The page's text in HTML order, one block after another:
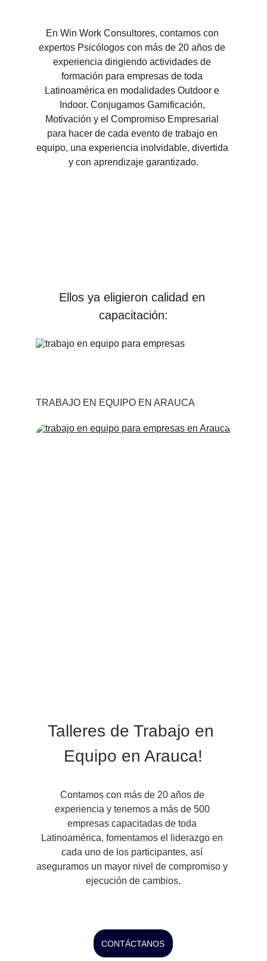
En Win Work Consultores, contamos con
expertos Psicólogos con más de 20 años de
experiencia dirigiendo actividades de
formación para empresas de toda
Latinoamérica en modalidades Outdoor e
Indoor. Conjugamos Gamificación,
Motivación y el Compromiso Empresarial
para hacer de cada evento de trabajo en
equipo, una experiencia inolvidable, divertida
y con aprendizaje garantizado.
Ellos ya eligieron calidad en
capacitación:
TRABAJO EN EQUIPO EN ARAUCA
Talleres de Trabajo en
Equipo en Arauca!
Contamos con más de 20 años de
experiencia y tenemos a más de 500
empresas capacitadas de toda
Latinoamérica, fomentamos el liderazgo en
cada uno de los participantes, así
aseguramos un mayor nivel de compromiso y
ejecución de cambios.
CONTÁCTANOS